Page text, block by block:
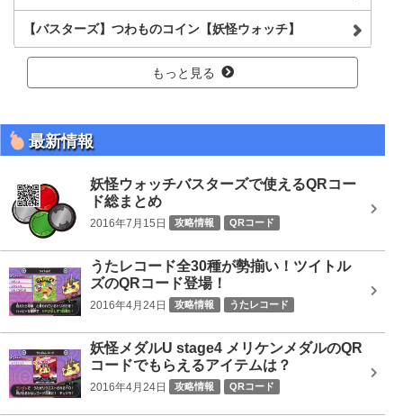
【バスターズ】つわものコイン【妖怪ウォッチ】
もっと見る
最新情報
妖怪ウォッチバスターズで使えるQRコー
ド総まとめ
2016年7月15日 攻略情報 QRコード
うたレコード全30種が勢揃い！ツイトル
ズのQRコード登場！
2016年4月24日 攻略情報 うたレコード
妖怪メダルU stage4 メリケンメダルのQR
コードでもらえるアイテムは？
2016年4月24日 攻略情報 QRコード